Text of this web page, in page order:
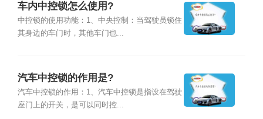
车内中控锁怎么使用?
中控锁的使用功能：1、中央控制：当驾驶员锁住
其身边的车门时，其他车门也...
汽车中控锁的作用是?
汽车中控锁的作用：1、汽车中控锁是指设在驾驶
座门上的开关，是可以同时控...